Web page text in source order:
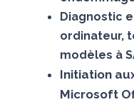
Diagnostic
ordinateur,
modèles à
Initiation
Microsoft